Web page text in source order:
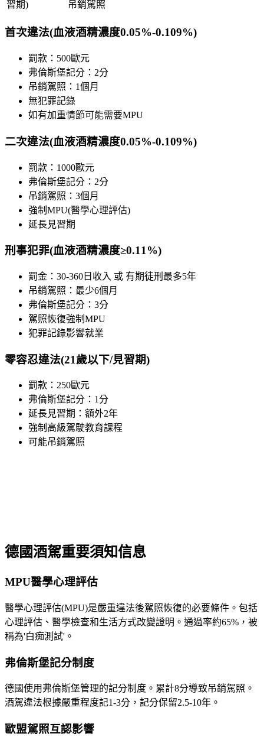
習期)
吊銷駕照
首次違法(血液酒精濃度0.05%-0.109%)
罰款：500歐元
弗倫斯堡記分：2分
吊銷駕照：1個月
無犯罪記錄
如有加重情節可能需要MPU
二次違法(血液酒精濃度0.05%-0.109%)
罰款：1000歐元
弗倫斯堡記分：2分
吊銷駕照：3個月
強制MPU(醫學心理評估)
延長見習期
刑事犯罪(血液酒精濃度≥0.11%)
罰金：30-360日收入 或 有期徒刑最多5年
吊銷駕照：最少6個月
弗倫斯堡記分：3分
駕照恢復強制MPU
犯罪記錄影響就業
零容忍違法(21歲以下/見習期)
罰款：250歐元
弗倫斯堡記分：1分
延長見習期：額外2年
強制高級駕駛教育課程
可能吊銷駕照
德國酒駕重要須知信息
MPU醫學心理評估
醫學心理評估(MPU)是嚴重違法後駕照恢復的必要條件。包括
心理評估、醫學檢查和生活方式改變證明。通過率約65%，被
稱為'白痴測試'。
弗倫斯堡記分制度
德國使用弗倫斯堡管理的記分制度。累計8分導致吊銷駕照。
酒駕違法根據嚴重程度記1-3分，記分保留2.5-10年。
歐盟駕照互認影響